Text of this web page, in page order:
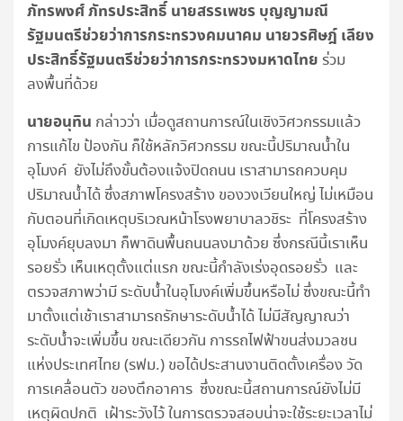
ภัทรพงศ์ ภัทรประสิทธิ์ นายสรรเพชร บุญญามณี
รัฐมนตรีช่วยว่าการกระทรวงคมนาคม นายวรศิษฎ์ เลียง
ประสิทธิ์รัฐมนตรีช่วยว่าการกระทรวงมหาดไทย ร่วม
ลงพื้นที่ด้วย
นายอนุทิน กล่าวว่า เมื่อดูสถานการณ์ในเชิงวิศวกรรมแล้ว
การแก้ไข ป้องกัน ก็ใช้หลักวิศวกรรม ขณะนี้ปริมาณน้ำใน
อุโมงค์ ยังไม่ถึงขั้นต้องแจ้งปิดถนน เราสามารถควบคุม
ปริมาณน้ำได้ ซึ่งสภาพโครงสร้าง ของวงเวียนใหญ่ ไม่เหมือน
กับตอนที่เกิดเหตุบริเวณหน้าโรงพยาบาลวชิระ ที่โครงสร้าง
อุโมงค์ยุบลงมา ก็พาดินพื้นถนนลงมาด้วย ซึ่งกรณีนี้เราเห็น
รอยรั่ว เห็นเหตุตั้งแต่แรก ขณะนี้กำลังเร่งอุดรอยรั่ว และ
ตรวจสภาพว่ามี ระดับน้ำในอุโมงค์เพิ่มขึ้นหรือไม่ ซึ่งขณะนี้ทำ
มาตั้งแต่เช้าเราสามารถรักษาระดับน้ำได้ ไม่มีสัญญาณว่า
ระดับน้ำจะเพิ่มขึ้น ขณะเดียวกัน การรถไฟฟ้าขนส่งมวลชน
แห่งประเทศไทย (รฟม.) ขอได้ประสานงานติดตั้งเครื่อง วัด
การเคลื่อนตัว ของตึกอาคาร ซึ่งขณะนี้สถานการณ์ยังไม่มี
เหตุผิดปกติ เฝ้าระวังไว้ ในการตรวจสอบน่าจะใช้ระยะเวลาไม่